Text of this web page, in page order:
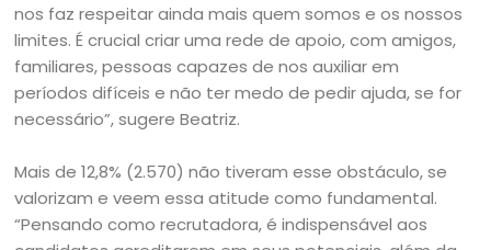
nos faz respeitar ainda mais quem somos e os nossos
limites. É crucial criar uma rede de apoio, com amigos,
familiares, pessoas capazes de nos auxiliar em
períodos difíceis e não ter medo de pedir ajuda, se for
necessário”, sugere Beatriz.
Mais de 12,8% (2.570) não tiveram esse obstáculo, se
valorizam e veem essa atitude como fundamental.
“Pensando como recrutadora, é indispensável aos